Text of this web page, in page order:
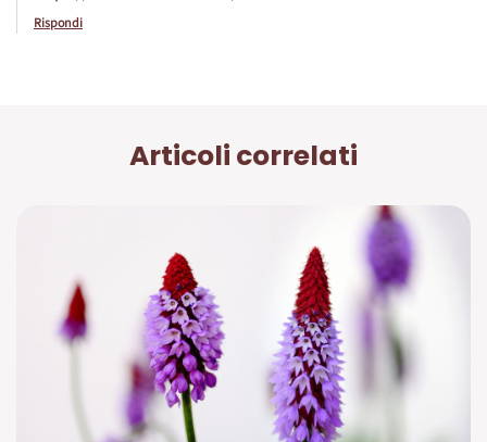
Rispondi
Articoli correlati